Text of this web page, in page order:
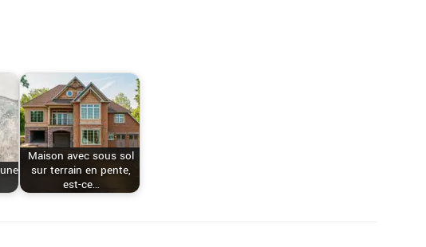
Maison avec sous sol
sur terrain en pente,
est-ce…